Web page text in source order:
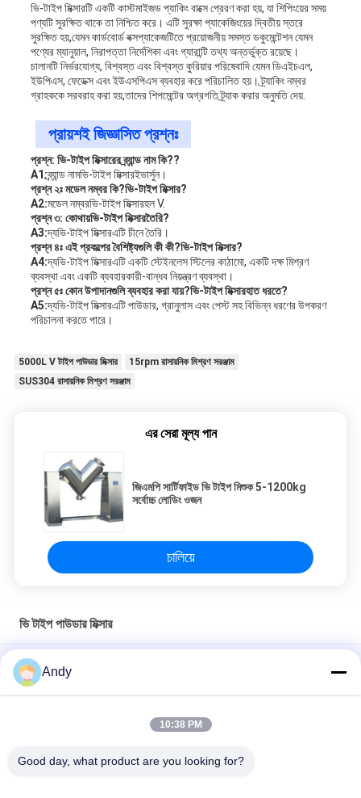
ভি-টাইপ মিক্সারটি একটি কাস্টমাইজড প্যাকিং বাক্সে প্রেরণ করা হয়, যা শিপিংয়ের সময়
পণ্যটি সুরক্ষিত থাকে তা নিশ্চিত করে। এটি সুরক্ষা প্যাকেজিংয়ের দ্বিতীয় স্তরে
সুরক্ষিত হয়,যেমন কার্ডবোর্ড বক্সপ্যাকেজটিতে প্রয়োজনীয় সমস্ত ডকুমেন্টেশন যেমন
পণ্যের ম্যানুয়াল, নিরাপত্তা নির্দেশিকা এবং গ্যারান্টি তথ্য অন্তর্ভুক্ত রয়েছে।
চালানটি নির্ভরযোগ্য, বিশ্বস্ত এবং বিশ্বস্ত কুরিয়ার পরিষেবাদি যেমন ডিএইচএল,
ইউপিএস, ফেডেক্স এবং ইউএসপিএস ব্যবহার করে পরিচালিত হয়। ট্র্যাকিং নম্বর
গ্রাহককে সরবরাহ করা হয়,তাদের শিপমেন্টের অগ্রগতি ট্র্যাক করার অনুমতি দেয়.
প্রায়শই জিজ্ঞাসিত প্রশ্নঃ
প্রশ্ন: ভি-টাইপ মিক্সারের ব্র্যান্ড নাম কি??
A1:ব্র্যান্ড নামভি-টাইপ মিক্সারইভার্সুন।
প্রশ্ন ২ঃ মডেল নম্বর কি?ভি-টাইপ মিক্সার?
A2:মডেল নম্বরভি-টাইপ মিক্সারহল V.
প্রশ্ন ৩: কোথায়ভি-টাইপ মিক্সারতৈরি?
A3:দ্যভি-টাইপ মিক্সারএটি চীনে তৈরি।
প্রশ্ন ৪ঃ এই প্রকল্পের বৈশিষ্ট্যগুলি কী কী?ভি-টাইপ মিক্সার?
A4:দ্যভি-টাইপ মিক্সারএটি একটি স্টেইনলেস স্টিলের কাঠামো, একটি দক্ষ মিশ্রণ
ব্যবস্থা এবং একটি ব্যবহারকারী-বান্ধব নিয়ন্ত্রণ ব্যবস্থা।
প্রশ্ন ৫ঃ কোন উপাদানগুলি ব্যবহার করা যায়?ভি-টাইপ মিক্সারহাত ধরতে?
A5:দ্যভি-টাইপ মিক্সারএটি পাউডার, গ্রানুলাস এবং পেস্ট সহ বিভিন্ন ধরণের উপকরণ
পরিচালনা করতে পারে।
5000L V টাইপ পাউডার মিক্সার
15rpm রাসায়নিক মিশ্রণ সরঞ্জাম
SUS304 রাসায়নিক মিশ্রণ সরঞ্জাম
এর সেরা মূল্য পান
জিএমপি সার্টিফাইড ভি টাইপ মিশুক 5-1200kg
সর্বোচ্চ লোডিং ওজন
চালিয়ে
ভি টাইপ পাউডার মিক্সার
ইন্ডাস্ট্রিয়াল ভি টাইপ পাউডার মিক্সার যা পাউডার এবং গ্রানুল প্রসেসিং অ্যাপ্লিকেশনগুলিতে
স্বল্প মিশ্রণের সময় এবং উচ্চ অভিন্নতার জন্য ডিজাইন করা হয়েছে
খাদ্য ও রাসায়নিক শিল্পে শুকনো পাউডার মিশ্রণের জন্য ভি টাইপ পাউডার মিক্সার, মসৃণ
অভ্যন্তরীণ প্রাচীর এবং সহজে পরিষ্কার করার সুবিধা সহ
ফার্মাসিউটিক্যাল এবং রাসায়নিক শিল্পের জন্য উচ্চ মিশ্রণ অভিন্নতা এবং কোন মৃত কোণ
Andy
10:38 PM
Good day, what product are you looking for?